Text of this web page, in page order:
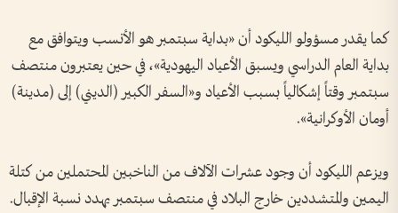
كما يقدر مسؤولو الليكود أن «بداية سبتمبر هو الأنسب ويتوافق مع
بداية العام الدراسي ويسبق الأعياد اليهودية»، في حين يعتبرون منتصف
سبتمبر وقتاً إشكالياً بسبب الأعياد و«السفر الكبير (الديني) إلى (مدينة)
أومان الأوكرانية».
ويزعم الليكود أن وجود عشرات الآلاف من الناخبين المحتملين من كتلة
اليمين والمتشددين خارج البلاد في منتصف سبتمبر يهدد نسبة الإقبال.